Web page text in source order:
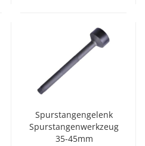
Spurstangengelenk
Spurstangenwerkzeug
35-45mm